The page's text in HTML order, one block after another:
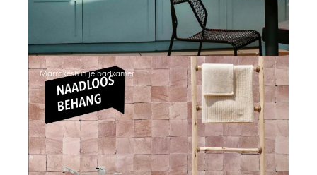
Marrakesh in je badkamer